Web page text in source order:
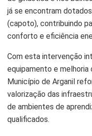
já se encontram
(capoto), contribuindo
conforto e eficiência
Com esta intervenção
equipamento e
Município de Arganil
valorização das
de ambientes de
qualificados.